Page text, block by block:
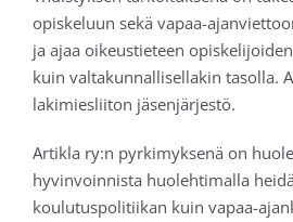
opiskeluun sekä vapaa-
ja ajaa oikeustieteen
kuin valtakunnallisellakin tasolla.
lakimiesliiton jäsenjärjestö.
Artikla ry:n pyrkimyksenä on
hyvinvoinnista huolehtimalla
koulutuspolitiikan kuin vapaa-